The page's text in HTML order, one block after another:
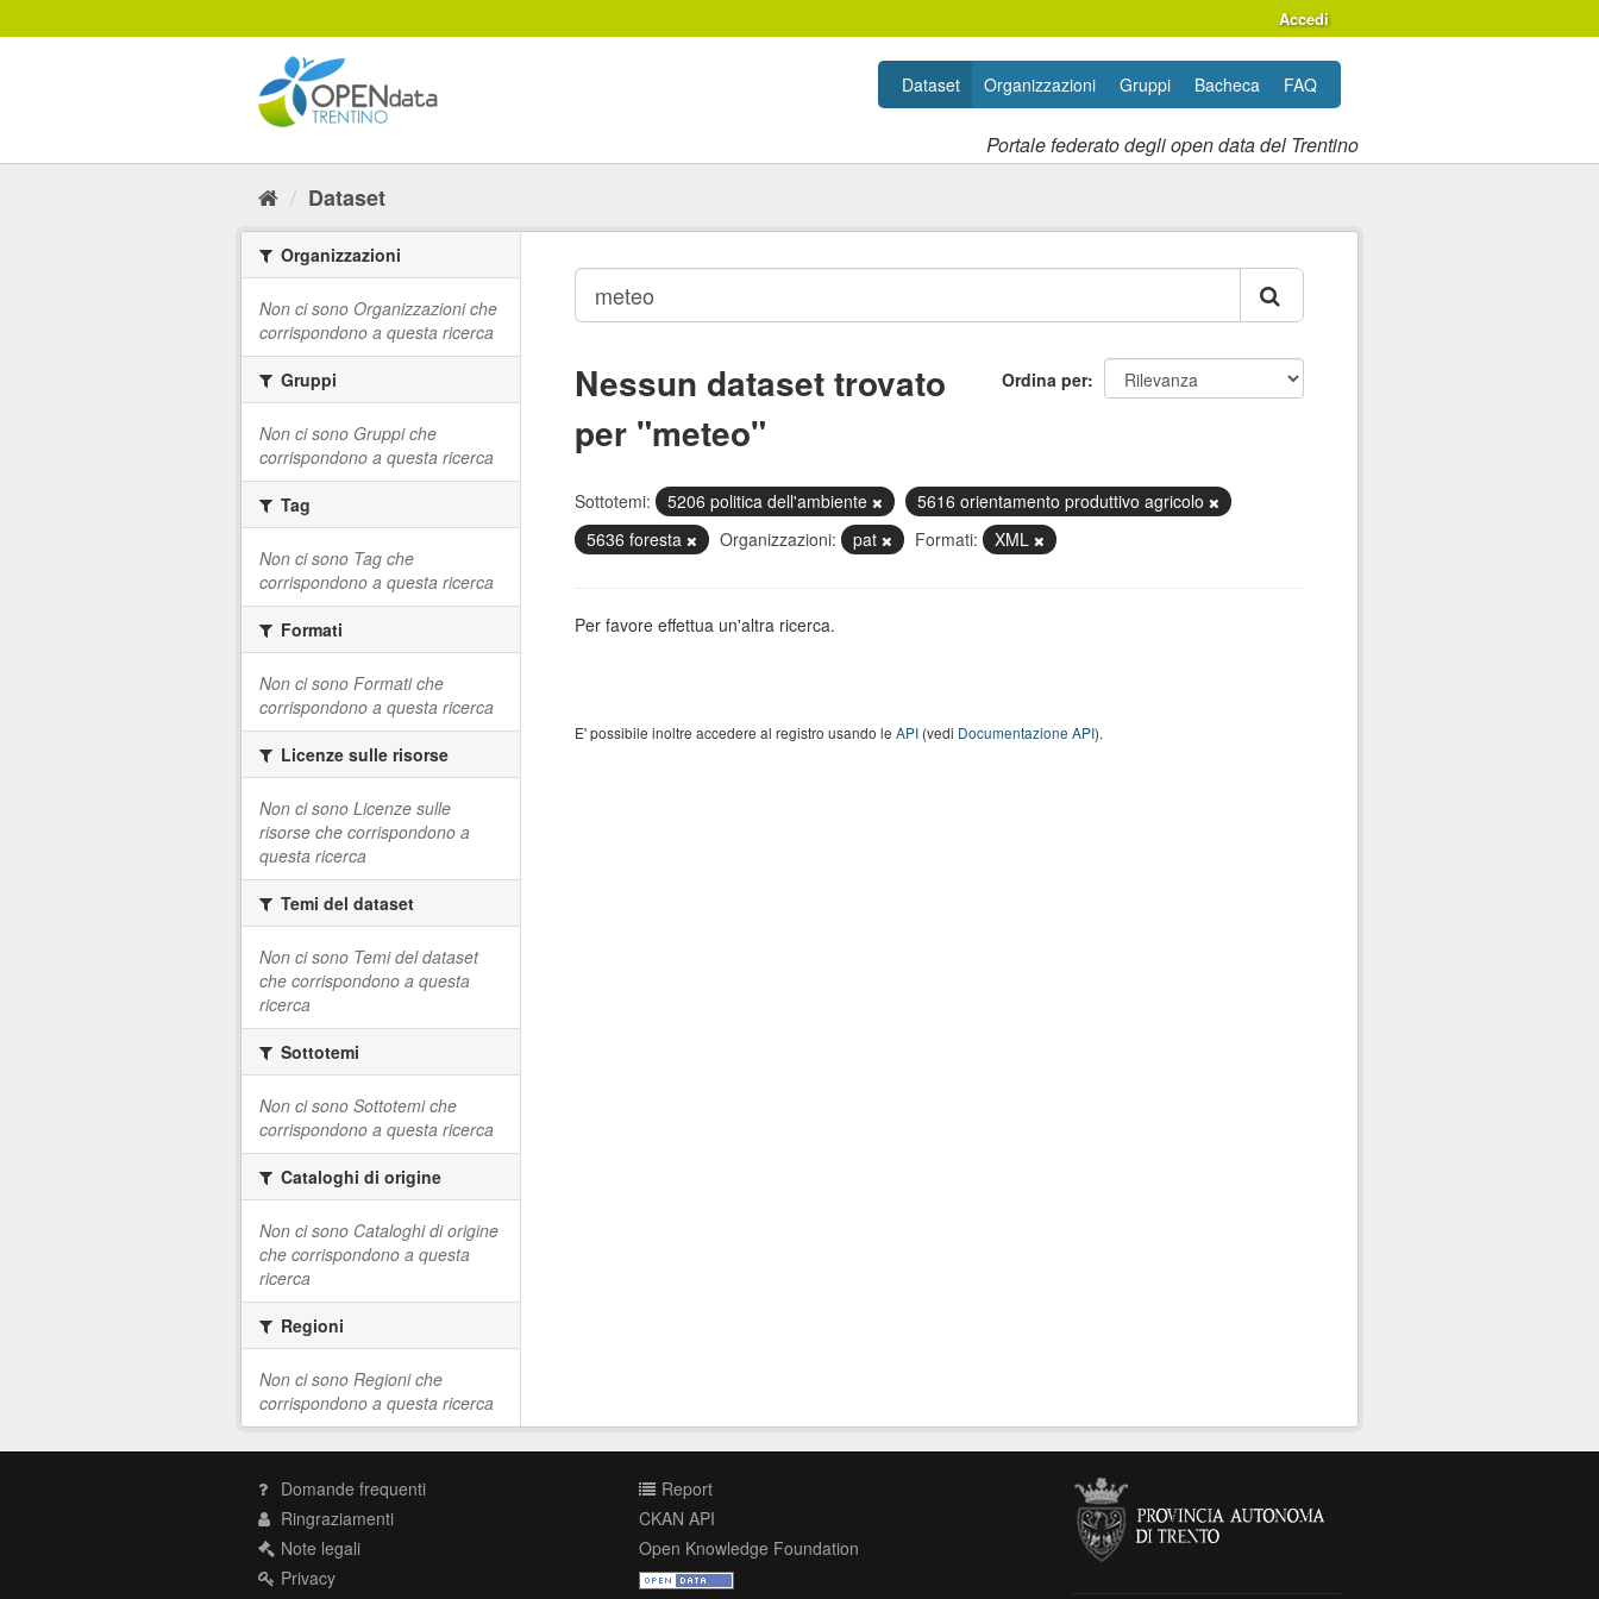
al
Accedi
Portale federato degli open data del Trentino
Dataset Organizzazioni Gruppi Bacheca FAQ
Dataset
Organizzazioni
Non ci sono Organizzazioni che
corrispondono a questa ricerca
Gruppi
Non ci sono Gruppi che
corrispondono a questa ricerca
Tag
Non ci sono Tag che
corrispondono a questa ricerca
Formati
Non ci sono Formati che
corrispondono a questa ricerca
Licenze sulle risorse
Non ci sono Licenze sulle
risorse che corrispondono a
questa ricerca
Temi del dataset
Non ci sono Temi del dataset
che corrispondono a questa
ricerca
Sottotemi
Non ci sono Sottotemi che
corrispondono a questa ricerca
Cataloghi di origine
Non ci sono Cataloghi di origine
che corrispondono a questa
ricerca
Regioni
Non ci sono Regioni che
corrispondono a questa ricerca
Ordina per
Nessun dataset trovato
per "meteo"
Sottotemi: 5206 politica dell'ambiente
5616 orientamento produttivo agricolo
5636 foresta
Organizzazioni: pat Formati: XML
Per favore effettua un'altra ricerca.
E' possibile inoltre accedere al registro usando le API(vedi Documentazione API).
Domande frequenti
Ringraziamenti
Note legali
Privacy
Report
CKAN API
Open Knowledge Foundation